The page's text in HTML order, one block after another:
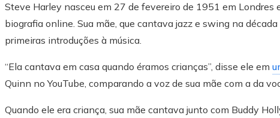
Steve Harley nasceu em 27 de fevereiro de 1951 em Londres
biografia online. Sua mãe, que cantava jazz e swing na
primeiras introduções à música.
“Ela cantava em casa quando éramos crianças”, disse ele em
Quinn no YouTube, comparando a voz de sua mãe com a da
Quando ele era criança, sua mãe cantava junto com Buddy